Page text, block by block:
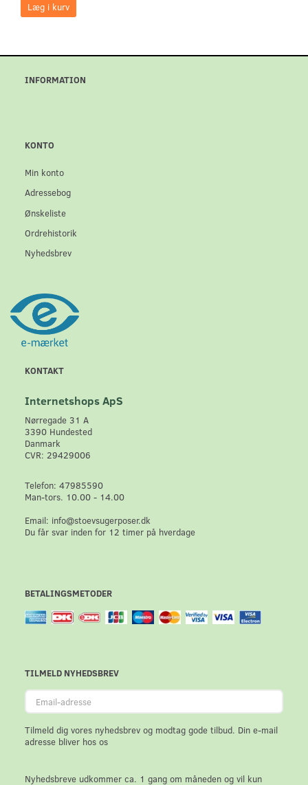
Læg i kurv
INFORMATION
KONTO
Min konto
Adressebog
Ønskeliste
Ordrehistorik
Nyhedsbrev
KONTAKT
Internetshops ApS
Nørregade 31 A
3390 Hundested
Danmark
CVR: 29429006
Telefon: 47985590
Man-tors. 10.00 - 14.00
Email: info@stoevsugerposer.dk
Du får svar inden for 12 timer på hverdage
BETALINGSMETODER
TILMELD NYHEDSBREV
Email-
adresse
Tilmeld dig vores nyhedsbrev og modtag gode tilbud. Din e-mail
adresse bliver hos os
Nyhedsbreve udkommer ca. 1 gang om måneden og vil kun